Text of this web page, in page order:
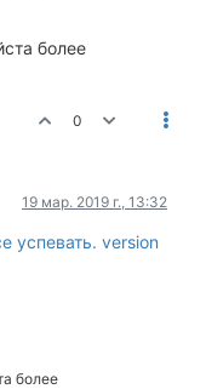
более
0
19 мар. 2019 г., 13:32
успевать. version
более